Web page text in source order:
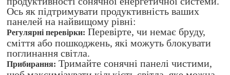
Ось як підтримувати продуктивність ваших
панелей на найвищому рівні:
Регулярні перевірки: Перевірте, чи немає бруду,
сміття або пошкоджень, які можуть блокувати
поглинання світла.
Прибирання: Тримайте сонячні панелі чистими,